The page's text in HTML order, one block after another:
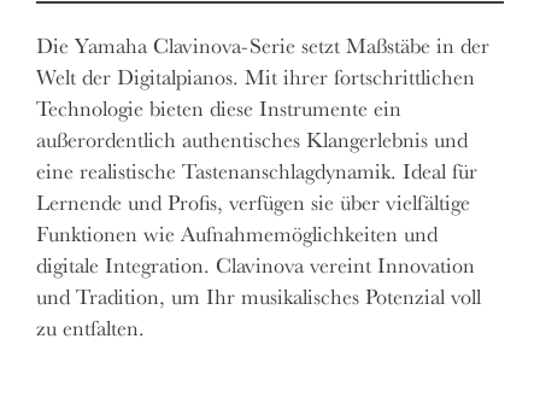
Die Yamaha Clavinova-Serie setzt Maßstäbe in der
Welt der Digitalpianos. Mit ihrer fortschrittlichen
Technologie bieten diese Instrumente ein
außerordentlich authentisches Klangerlebnis und
eine realistische Tastenanschlagdynamik. Ideal für
Lernende und Profis, verfügen sie über vielfältige
Funktionen wie Aufnahmemöglichkeiten und
digitale Integration. Clavinova vereint Innovation
und Tradition, um Ihr musikalisches Potenzial voll
zu entfalten.